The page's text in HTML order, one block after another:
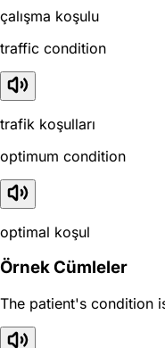
çalışma koşulu
traffic condition
trafik koşulları
optimum condition
optimal koşul
Örnek Cümleler
The patient's condition